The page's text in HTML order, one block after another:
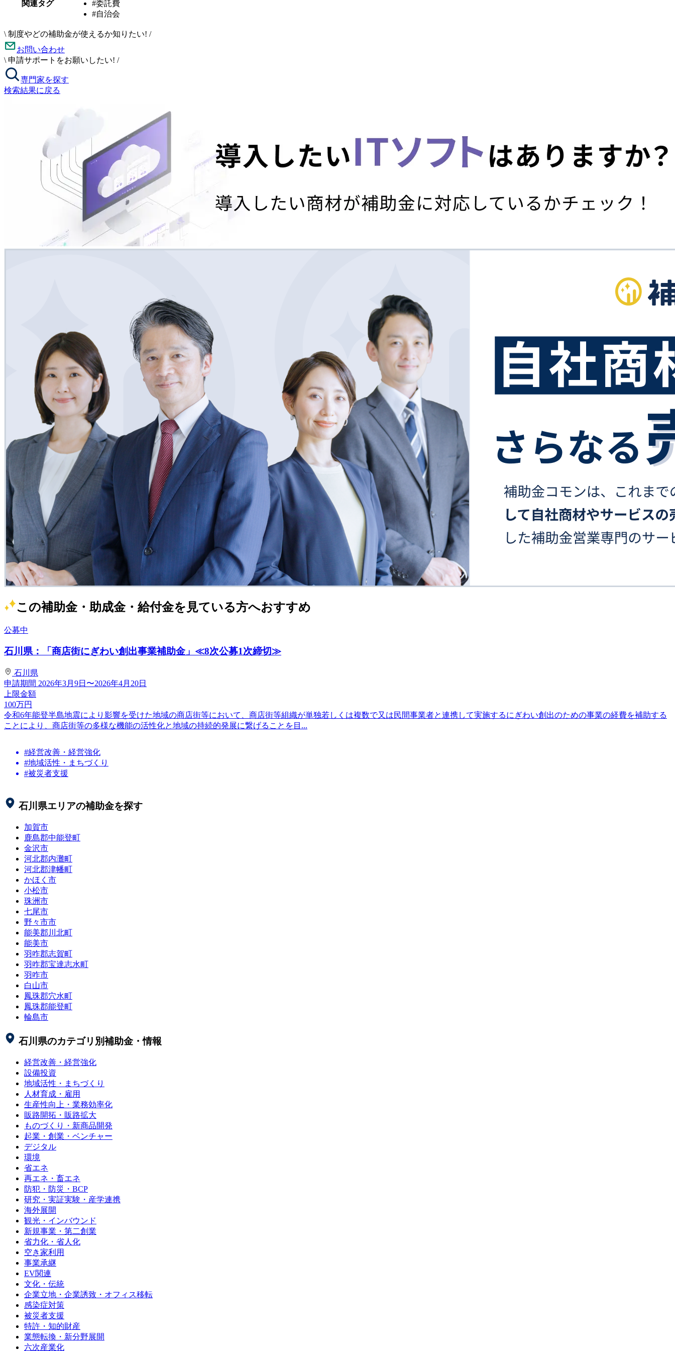
関連タグ
#委託費
#自治会
\ 制度やどの補助金が使えるか知りたい! /
お問い合わせ
\ 申請サポートをお願いしたい! /
専門家を探す
検索結果に戻る
この補助金・助成金・給付金を見ている方へおすすめ
公募中
石川県：「商店街にぎわい創出事業補助金」≪8次公募1次締切≫
石川県
申請期間 2026年3月9日〜2026年4月20日
上限金額
100万円
令和6年能登半島地震により影響を受けた地域の商店街等において、商店街等組織が単独若しくは複数で又は民間事業者と連携して実施するにぎわい創出のための事業の経費を補助する
ことにより、商店街等の多様な機能の活性化と地域の持続的発展に繋げることを目...
#経営改善・経営強化
#地域活性・まちづくり
#被災者支援
石川県エリアの補助金を探す
加賀市
鹿島郡中能登町
金沢市
河北郡内灘町
河北郡津幡町
かほく市
小松市
珠洲市
七尾市
野々市市
能美郡川北町
能美市
羽咋郡志賀町
羽咋郡宝達志水町
羽咋市
白山市
鳳珠郡穴水町
鳳珠郡能登町
輪島市
石川県のカテゴリ別補助金・情報
経営改善・経営強化
設備投資
地域活性・まちづくり
人材育成・雇用
生産性向上・業務効率化
販路開拓・販路拡大
ものづくり・新商品開発
起業・創業・ベンチャー
デジタル
環境
省エネ
再エネ・畜エネ
防犯・防災・BCP
研究・実証実験・産学連携
海外展開
観光・インバウンド
新規事業・第二創業
省力化・省人化
空き家利用
事業承継
EV関連
文化・伝統
企業立地・企業誘致・オフィス移転
感染症対策
被災者支援
特許・知的財産
業態転換・新分野展開
六次産業化